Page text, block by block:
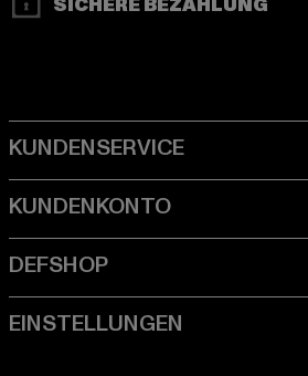
SICHERE BEZAHLUNG